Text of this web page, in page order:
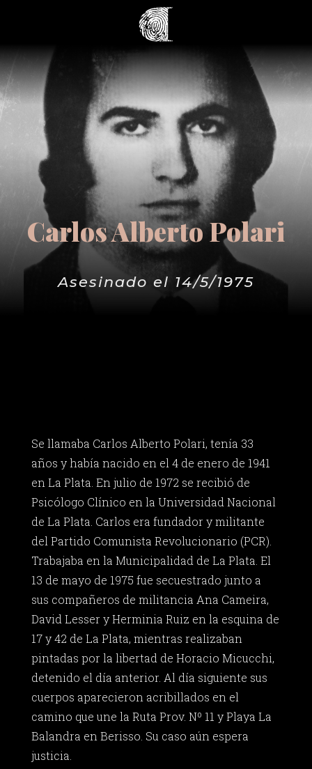
Carlos Alberto Polari
Asesinado el 14/5/1975
Se llamaba Carlos Alberto Polari, tenía 33
años y había nacido en el 4 de enero de 1941
en La Plata. En julio de 1972 se recibió de
Psicólogo Clínico en la Universidad Nacional
de La Plata. Carlos era fundador y militante
del Partido Comunista Revolucionario (PCR).
Trabajaba en la Municipalidad de La Plata. El
13 de mayo de 1975 fue secuestrado junto a
sus compañeros de militancia Ana Cameira,
David Lesser y Herminia Ruiz en la esquina de
17 y 42 de La Plata, mientras realizaban
pintadas por la libertad de Horacio Micucchi,
detenido el día anterior. Al día siguiente sus
cuerpos aparecieron acribillados en el
camino que une la Ruta Prov. Nº 11 y Playa La
Balandra en Berisso. Su caso aún espera
justicia.